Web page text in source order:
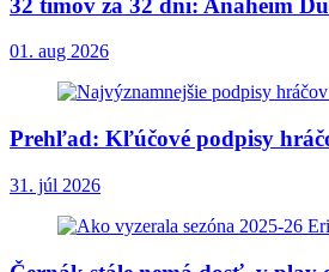
32 tímov za 32 dní: Anaheim
01. aug 2026
Prehľad: Kľúčové podpisy
31. júl 2026